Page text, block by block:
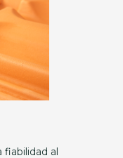
fiabilidad al